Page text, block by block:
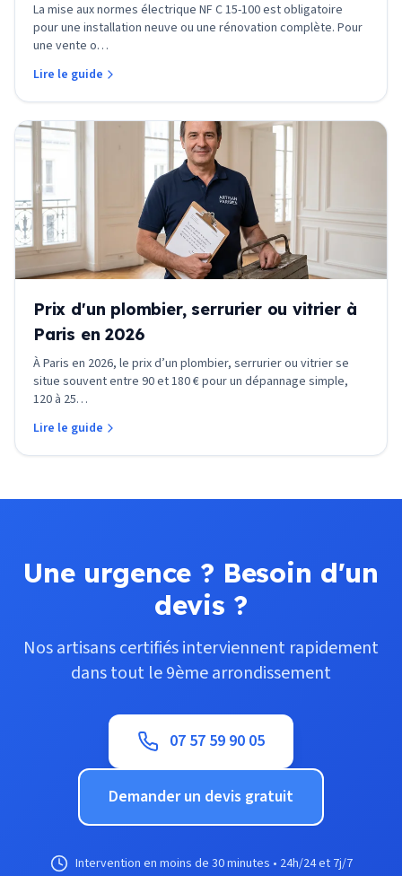
La mise aux normes électrique NF C 15-100 est obligatoire
pour une installation neuve ou une rénovation complète. Pour
une vente o…
Lire le guide
Prix d'un plombier, serrurier ou vitrier à
Paris en 2026
À Paris en 2026, le prix d’un plombier, serrurier ou vitrier se
situe souvent entre 90 et 180 € pour un dépannage simple,
120 à 25…
Lire le guide
Une urgence ? Besoin d'un
devis ?
Nos artisans certifiés interviennent rapidement
dans tout le 9ème arrondissement
07 57 59 90 05
Demander un devis gratuit
Intervention en moins de 30 minutes • 24h/24 et 7j/7